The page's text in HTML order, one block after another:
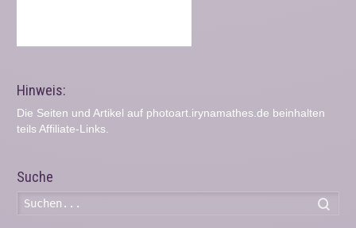
Hinweis:
Die Seiten und Artikel auf photoart.irynamathes.de beinhalten
teils Affiliate-Links.
Suche